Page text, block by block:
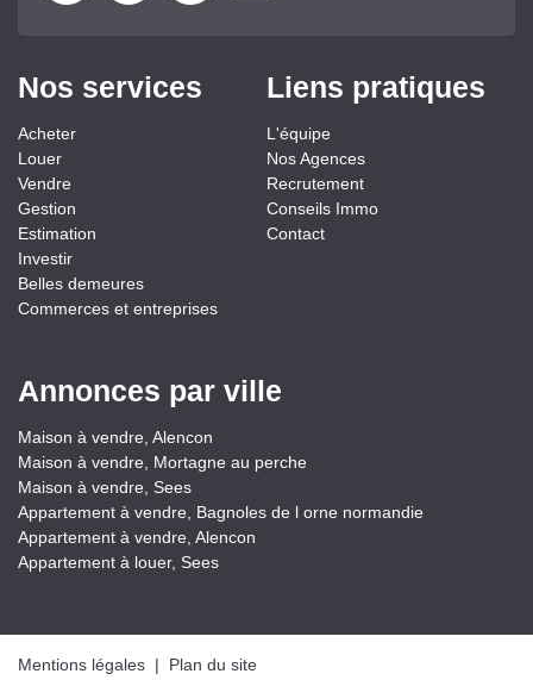
Nos services
Acheter
Louer
Vendre
Gestion
Estimation
Investir
Belles demeures
Commerces et entreprises
Liens pratiques
L'équipe
Nos Agences
Recrutement
Conseils Immo
Contact
Annonces par ville
Maison à vendre, Alencon
Maison à vendre, Mortagne au perche
Maison à vendre, Sees
Appartement à vendre, Bagnoles de l orne normandie
Appartement à vendre, Alencon
Appartement à louer, Sees
Mentions légales | Plan du site